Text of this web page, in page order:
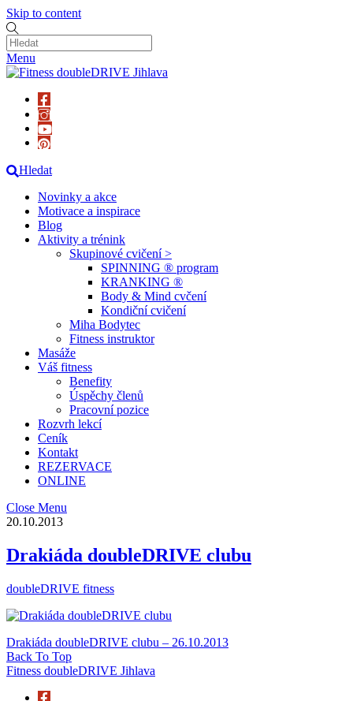
Skip to content
Menu
Hledat
Novinky a akce
Motivace a inspirace
Blog
Aktivity a trénink
Skupinové cvičení >
SPINNING ® program
KRANKING ®
Body & Mind cvčení
Kondiční cvičení
Miha Bodytec
Fitness instruktor
Masáže
Váš fitness
Benefity
Úspěchy členů
Pracovní pozice
Rozvrh lekcí
Ceník
Kontakt
REZERVACE
ONLINE
Close Menu
20.10.2013
Drakiáda doubleDRIVE clubu
doubleDRIVE fitness
Drakiáda doubleDRIVE clubu – 26.10.2013
Back To Top
Fitness doubleDRIVE Jihlava